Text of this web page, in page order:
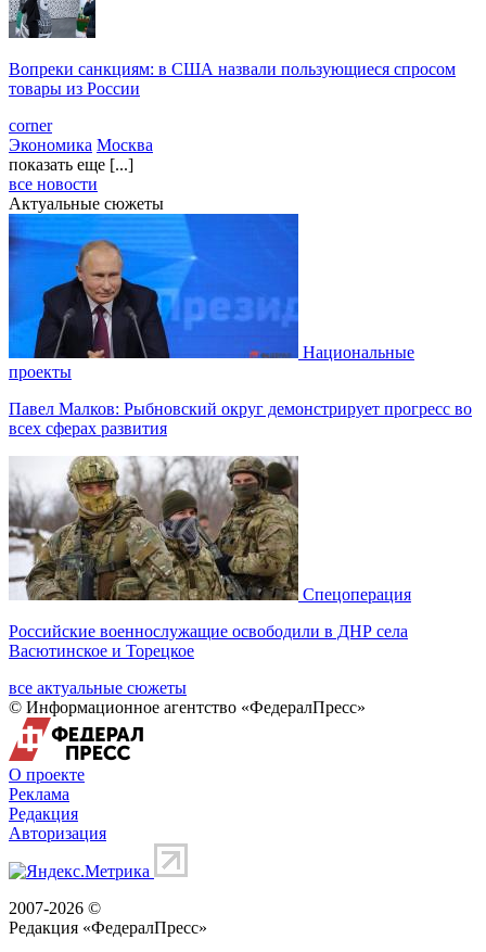
Вопреки санкциям: в США назвали пользующиеся спросом
товары из России
corner
Экономика Москва
показать еще [...]
все новости
Актуальные сюжеты
Национальные
проекты
Павел Малков: Рыбновский округ демонстрирует прогресс во
всех сферах развития
Спецоперация
Российские военнослужащие освободили в ДНР села
Васютинское и Торецкое
все актуальные сюжеты
© Информационное агентство «ФедералПресс»
О проекте
Реклама
Редакция
Авторизация
2007-2026 ©
Редакция «ФедералПресс»